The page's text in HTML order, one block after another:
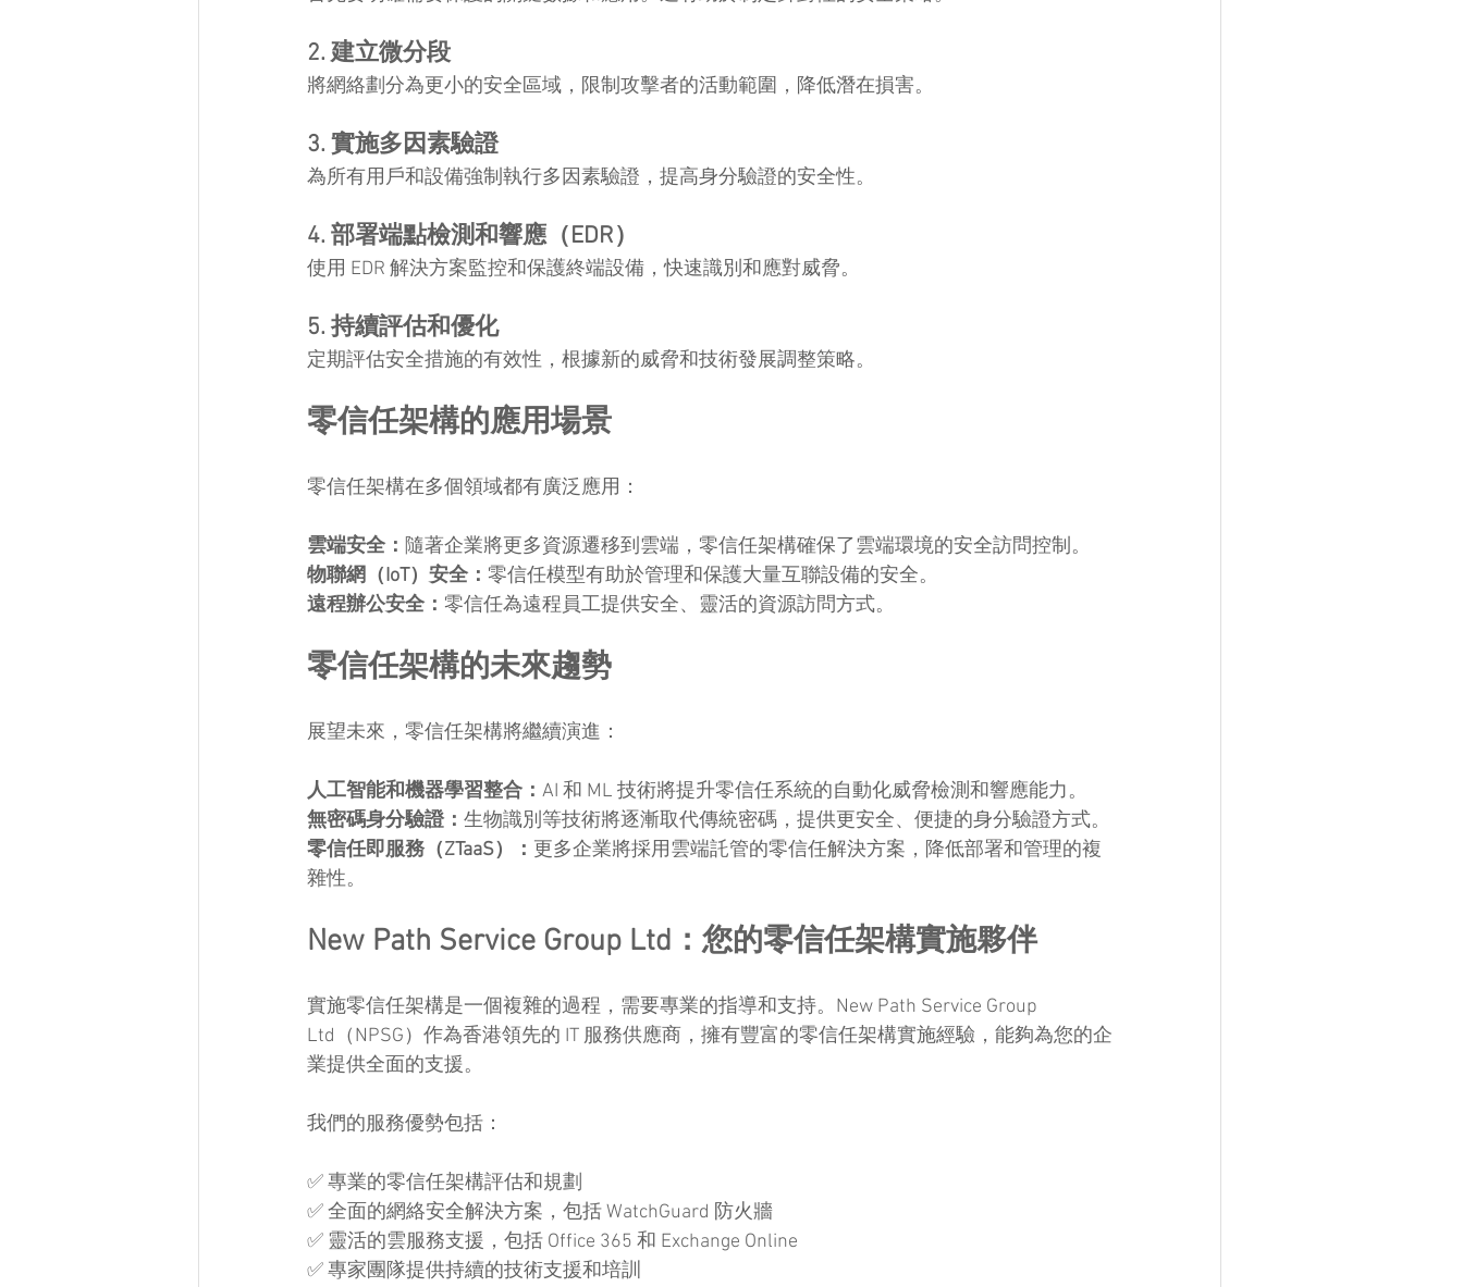
2. 建立微分段
將網絡劃分為更小的安全區域，限制攻擊者的活動範圍，降低潛在損害。
3. 實施多因素驗證
為所有用戶和設備強制執行多因素驗證，提高身分驗證的安全性。
4. 部署端點檢測和響應（EDR）
使用 EDR 解決方案監控和保護終端設備，快速識別和應對威脅。
5. 持續評估和優化
定期評估安全措施的有效性，根據新的威脅和技術發展調整策略。
零信任架構的應用場景
零信任架構在多個領域都有廣泛應用：
雲端安全： 隨著企業將更多資源遷移到雲端，零信任架構確保了雲端環境的安全訪問控制。
物聯網（IoT）安全： 零信任模型有助於管理和保護大量互聯設備的安全。
遠程辦公安全： 零信任為遠程員工提供安全、靈活的資源訪問方式。
零信任架構的未來趨勢
展望未來，零信任架構將繼續演進：
人工智能和機器學習整合： AI 和 ML 技術將提升零信任系統的自動化威脅檢測和響應能力。
無密碼身分驗證： 生物識別等技術將逐漸取代傳統密碼，提供更安全、便捷的身分驗證方式。
零信任即服務（ZTaaS）： 更多企業將採用雲端託管的零信任解決方案，降低部署和管理的複
雜性。
New Path Service Group Ltd：您的零信任架構實施夥伴
實施零信任架構是一個複雜的過程，需要專業的指導和支持。New Path Service Group
Ltd（NPSG）作為香港領先的 IT 服務供應商，擁有豐富的零信任架構實施經驗，能夠為您的企
業提供全面的支援。
我們的服務優勢包括：
✅ 專業的零信任架構評估和規劃
✅ 全面的網絡安全解決方案，包括 WatchGuard 防火牆
✅ 靈活的雲服務支援，包括 Office 365 和 Exchange Online
✅ 專家團隊提供持續的技術支援和培訓